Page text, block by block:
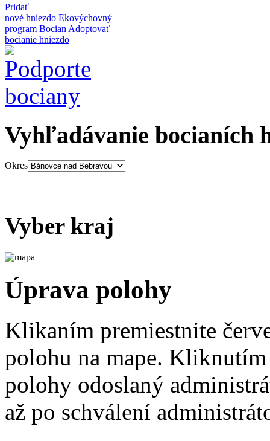
Pridať
nové hniezdo Ekovýchovný
program Bocian Adoptovať
bocianie hniezdo
Vyhľadávanie bocianích
Okres
Vyber kraj
Úprava polohy
Klikaním premiestnite
polohu na mape.
polohy odoslaný
až po schválení